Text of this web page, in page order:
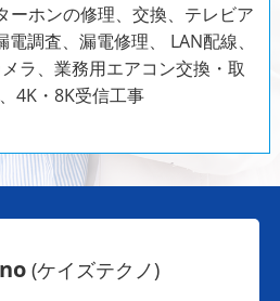
ーホンの修理、交換、テレビア
調査、漏電修理、 LAN配線、
ラ、 業務用エアコン交換・取
4K・8K受信工事
(ケイズテクノ)